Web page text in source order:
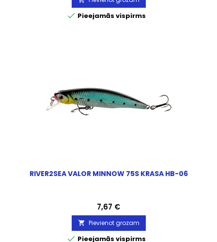
 Pieejamās vispirms
RIVER2SEA VALOR MINNOW 75S KRASA HB-06
Cena
7,67 €
 Pievienot grozam
 Pieejamās vispirms